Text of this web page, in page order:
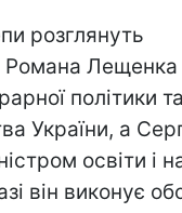
розглянуть
Романа Лещенка
політики та
України, а
освіти і
він виконує